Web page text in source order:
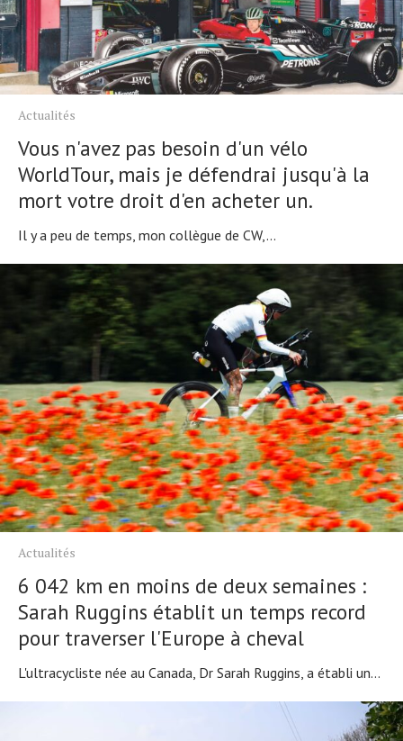
Actualités
Vous n'avez pas besoin d'un vélo
WorldTour, mais je défendrai jusqu'à la
mort votre droit d'en acheter un.
Il y a peu de temps, mon collègue de CW,...
Actualités
6 042 km en moins de deux semaines :
Sarah Ruggins établit un temps record
pour traverser l'Europe à cheval
L'ultracycliste née au Canada, Dr Sarah Ruggins, a établi un...